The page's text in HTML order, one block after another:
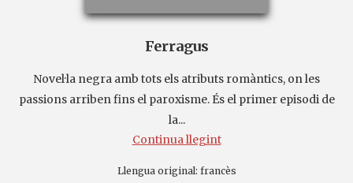
Ferragus
Novel·la negra amb tots els atributs romàntics, on les
passions arriben fins el paroxisme. És el primer episodi de
la...
Continua llegint
Llengua original: francès